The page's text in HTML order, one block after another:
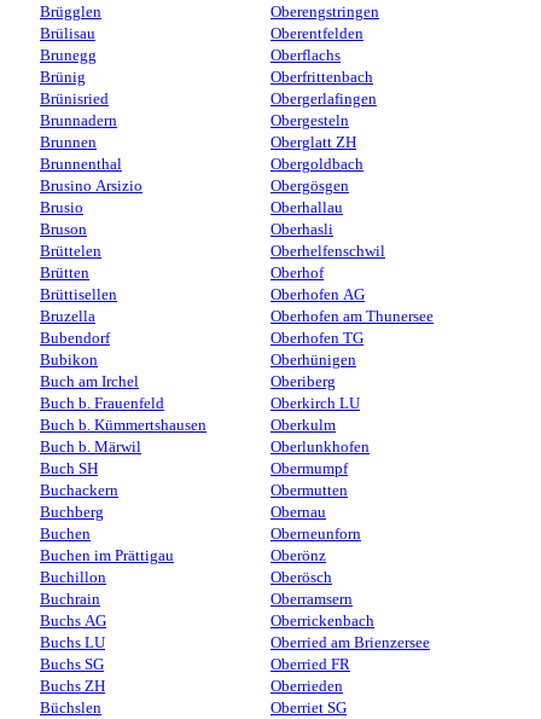
Brügglen
Brülisau
Brunegg
Brünig
Brünisried
Brunnadern
Brunnen
Brunnenthal
Brusino Arsizio
Brusio
Bruson
Brüttelen
Brütten
Brüttisellen
Bruzella
Bubendorf
Bubikon
Buch am Irchel
Buch b. Frauenfeld
Buch b. Kümmertshausen
Buch b. Märwil
Buch SH
Buchackern
Buchberg
Buchen
Buchen im Prättigau
Buchillon
Buchrain
Buchs AG
Buchs LU
Buchs SG
Buchs ZH
Büchslen
Oberengstringen
Oberentfelden
Oberflachs
Oberfrittenbach
Obergerlafingen
Obergesteln
Oberglatt ZH
Obergoldbach
Obergösgen
Oberhallau
Oberhasli
Oberhelfenschwil
Oberhof
Oberhofen AG
Oberhofen am Thunersee
Oberhofen TG
Oberhünigen
Oberiberg
Oberkirch LU
Oberkulm
Oberlunkhofen
Obermumpf
Obermutten
Obernau
Oberneunforn
Oberönz
Oberösch
Oberramsern
Oberrickenbach
Oberried am Brienzersee
Oberried FR
Oberrieden
Oberriet SG